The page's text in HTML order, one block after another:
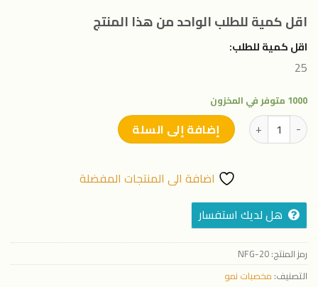
اقل كمية للطلب الواحد من هذا المنتج
اقل كمية للطلب:
25
1000 متوفر في المخزون
كمية فيردي جاب 10% - 50سم (25 عبوه ) إضافة إلى السلة
اضافة الى المنتجات المفضلة
هل لديك استفسار
رمز المنتج:NFG-20
التصنيف: مخصبات نمو